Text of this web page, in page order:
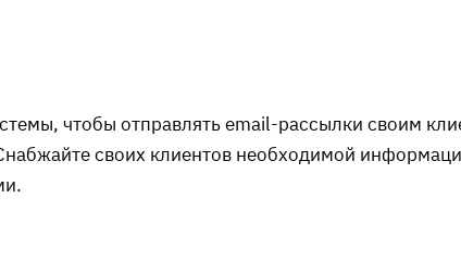
чтобы отправлять email-рассылки своим
своих клиентов необходимой